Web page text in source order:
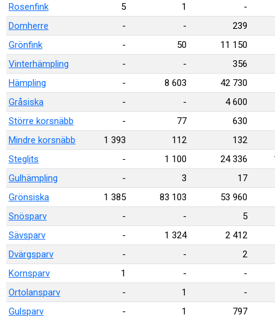
Rosenfink
5 1
-
Domherre
- -
239
Grönfink
- 50
11 150
Vinterhämpling
- -
356
Hämpling
- 8 603
42 730
Gråsiska
- -
4 600
Större korsnäbb
- 77
630
Mindre korsnäbb
1 393 112
132
Steglits
- 1 100 24 336
Gulhämpling
- 3
17
Grönsiska
1 385 83 103
53 960
Snösparv
- -
5
Sävsparv
- 1 324
2 412
Dvärgsparv
- -
2
Kornsparv
1 -
-
Ortolansparv
- 1
-
Gulsparv
- 1
797